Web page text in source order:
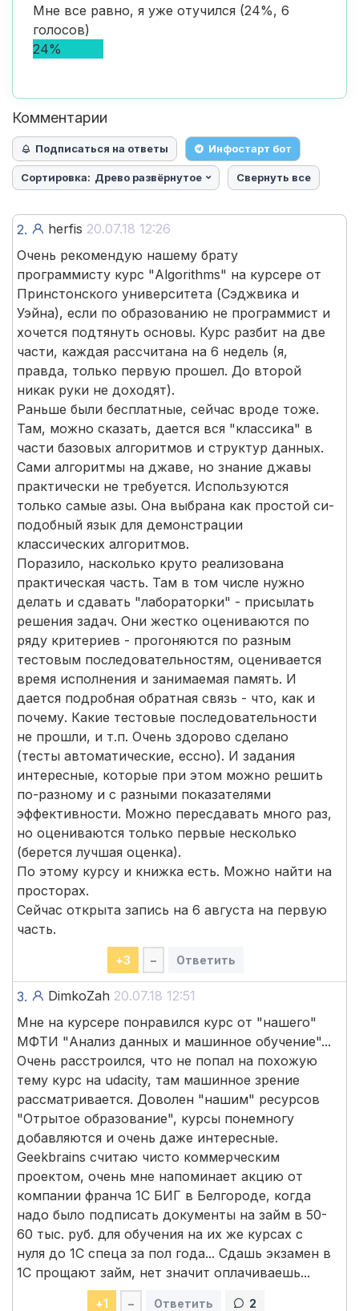
Мне все равно, я уже отучился (24%, 6
голосов)
24%
Комментарии
Подписаться на ответы Инфостарт бот
Сортировка: Древо развёрнутое Свернуть все
2. herfis 20.07.18 12:26
Очень рекомендую нашему брату
программисту курс "Algorithms" на курсере от
Принстонского университета (Сэджвика и
Уэйна), если по образованию не программист и
хочется подтянуть основы. Курс разбит на две
части, каждая рассчитана на 6 недель (я,
правда, только первую прошел. До второй
никак руки не доходят).
Раньше были бесплатные, сейчас вроде тоже.
Там, можно сказать, дается вся "классика" в
части базовых алгоритмов и структур данных.
Сами алгоритмы на джаве, но знание джавы
практически не требуется. Используются
только самые азы. Она выбрана как простой си-
подобный язык для демонстрации
классических алгоритмов.
Поразило, насколько круто реализована
практическая часть. Там в том числе нужно
делать и сдавать "лабораторки" - присылать
решения задач. Они жестко оцениваются по
ряду критериев - прогоняются по разным
тестовым последовательностям, оценивается
время исполнения и занимаемая память. И
дается подробная обратная связь - что, как и
почему. Какие тестовые последовательности
не прошли, и т.п. Очень здорово сделано
(тесты автоматические, ессно). И задания
интересные, которые при этом можно решить
по-разному и с разными показателями
эффективности. Можно пересдавать много раз,
но оцениваются только первые несколько
(берется лучшая оценка).
По этому курсу и книжка есть. Можно найти на
просторах.
Сейчас открыта запись на 6 августа на первую
часть.
+3 – Ответить
3. DimkoZah 20.07.18 12:51
Мне на курсере понравился курс от "нашего"
МФТИ "Анализ данных и машинное обучение"...
Очень расстроился, что не попал на похожую
тему курс на udacity, там машинное зрение
рассматривается. Доволен "нашим" ресурсов
"Отрытое образование", курсы понемногу
добавляются и очень даже интересные.
Geekbrains считаю чисто коммерческим
проектом, очень мне напоминает акцию от
компании франча 1С БИГ в Белгороде, когда
надо было подписать документы на займ в 50-
60 тыс. руб. для обучения на их же курсах с
нуля до 1С спеца за пол года... Сдашь экзамен в
1С прощают займ, нет значит оплачиваешь...
+1 – Ответить 2